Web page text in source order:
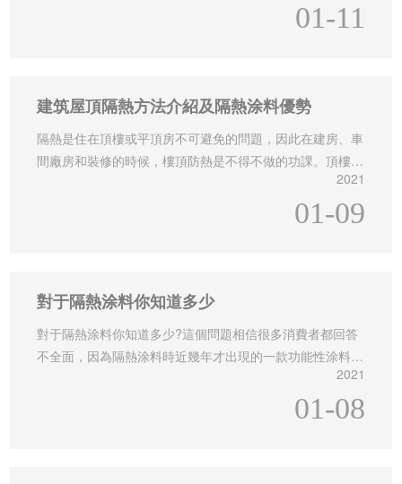
01-11
建筑屋頂隔熱方法介紹及隔熱涂料優勢
隔熱是住在頂樓或平頂房不可避免的問題，因此在建房、車
間廠房和裝修的時候，樓頂防熱是不得不做的功課。頂樓防
2021
01-09
對于隔熱涂料你知道多少
對于隔熱涂料你知道多少?這個問題相信很多消費者都回答
不全面，因為隔熱涂料時近幾年才出現的一款功能性涂料，
早期主要用于工業設備，在民用建筑上的運用也是近幾年才
投放市場，網上對隔熱涂料的注釋也都是用專業的術語消費
者根本看不懂更別說理解了，那么怎么去通俗易懂的解釋隔
2021
01-08